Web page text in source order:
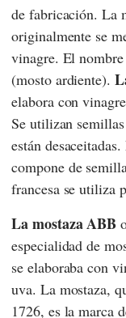
de fabricación. La
originalmente se
vinagre. El
(mosto ardiente).
elabora con
Se utilizan
están
compone de
francesa se utiliza
La mostaza ABB
especialidad de
se elaboraba con
uva. La mostaza,
1726, es la marca